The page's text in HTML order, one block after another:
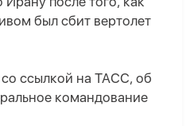
был сбит вертолет
со ссылкой на ТАСС, об
командование